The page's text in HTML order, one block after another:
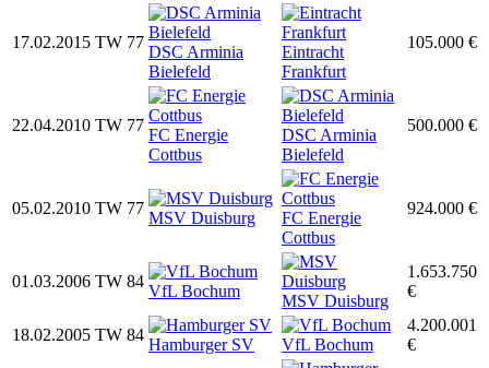
17.02.2015 TW 77
DSC Arminia
Bielefeld
Eintracht
Frankfurt
105.000 €
22.04.2010 TW 77
FC Energie
Cottbus
DSC Arminia
Bielefeld
500.000 €
05.02.2010 TW 77
MSV Duisburg
FC Energie
Cottbus
924.000 €
01.03.2006 TW 84
VfL Bochum
MSV Duisburg
1.653.750
€
18.02.2005 TW 84
Hamburger SV VfL Bochum
4.200.001
€